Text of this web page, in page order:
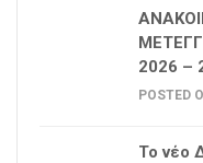
2026 –
POSTED
Το νέο